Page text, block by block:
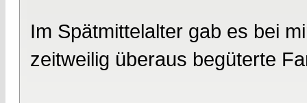
Im Spätmittelalter gab es bei
zeitweilig überaus begüterte